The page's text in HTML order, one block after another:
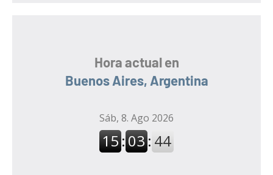
Hora actual en
Buenos Aires, Argentina